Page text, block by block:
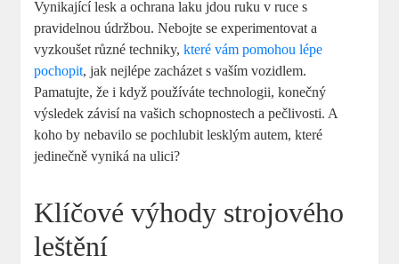
Vynikající ⁢lesk⁤ a ochrana⁢ laku jdou ruku v ruce s⁢
pravidelnou údržbou. Nebojte se experimentovat a
vyzkoušet ⁢různé techniky,které vám pomohou lépe
pochopit, jak nejlépe zacházet s vaším‌ vozidlem.
Pamatujte, že i když používáte technologii,‍ konečný
výsledek závisí na vašich schopnostech a pečlivosti. A
koho by nebavilo se ​pochlubit lesklým autem, ‍které
jedinečně vyniká na ulici?
Klíčové výhody‍ strojového
leštění